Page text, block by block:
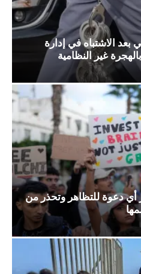
الاشتباه في إدارة
غير النظامية
إصدار أي دعوة للتظاهر وتحذر من